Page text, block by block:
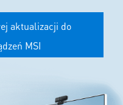
aktualizacji do
MSI